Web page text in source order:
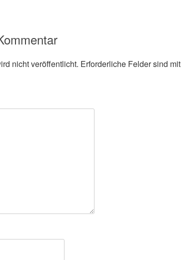
nicht veröffentlicht. Erforderliche Felder sind mit